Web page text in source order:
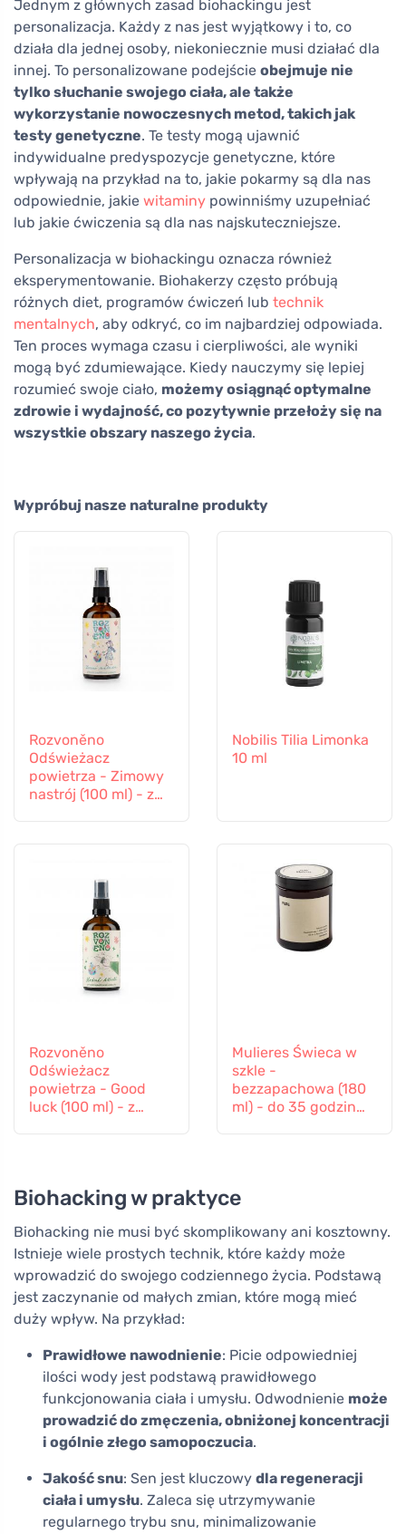
Jednym z głównych zasad biohackingu jest
personalizacja. Każdy z nas jest wyjątkowy i to, co
działa dla jednej osoby, niekoniecznie musi działać dla
innej. To personalizowane podejście obejmuje nie
tylko słuchanie swojego ciała, ale także
wykorzystanie nowoczesnych metod, takich jak
testy genetyczne. Te testy mogą ujawnić
indywidualne predyspozycje genetyczne, które
wpływają na przykład na to, jakie pokarmy są dla nas
odpowiednie, jakie witaminy powinniśmy uzupełniać
lub jakie ćwiczenia są dla nas najskuteczniejsze.
Personalizacja w biohackingu oznacza również
eksperymentowanie. Biohakerzy często próbują
różnych diet, programów ćwiczeń lub technik
mentalnych, aby odkryć, co im najbardziej odpowiada.
Ten proces wymaga czasu i cierpliwości, ale wyniki
mogą być zdumiewające. Kiedy nauczymy się lepiej
rozumieć swoje ciało, możemy osiągnąć optymalne
zdrowie i wydajność, co pozytywnie przełoży się na
wszystkie obszary naszego życia.
Wypróbuj nasze naturalne produkty
Rozvoněno
Odświeżacz
powietrza - Zimowy
nastrój (100 ml) - z
Nobilis Tilia Limonka
10 ml
Rozvoněno
Odświeżacz
powietrza - Good
luck (100 ml) - z
Mulieres Świeca w
szkle -
bezzapachowa (180
ml) - do 35 godzin
Biohacking w praktyce
Biohacking nie musi być skomplikowany ani kosztowny.
Istnieje wiele prostych technik, które każdy może
wprowadzić do swojego codziennego życia. Podstawą
jest zaczynanie od małych zmian, które mogą mieć
duży wpływ. Na przykład:
Prawidłowe nawodnienie: Picie odpowiedniej
ilości wody jest podstawą prawidłowego
funkcjonowania ciała i umysłu. Odwodnienie może
prowadzić do zmęczenia, obniżonej koncentracji
i ogólnie złego samopoczucia.
Jakość snu: Sen jest kluczowy dla regeneracji
ciała i umysłu. Zaleca się utrzymywanie
regularnego trybu snu, minimalizowanie